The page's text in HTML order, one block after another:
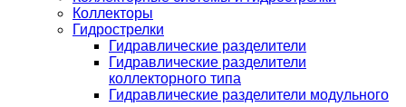
Коллекторы
Гидрострелки
Гидравлические разделители
Гидравлические разделители
коллекторного типа
Гидравлические разделители модульного